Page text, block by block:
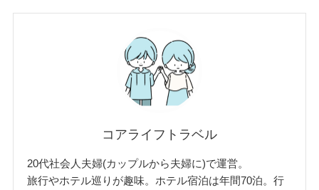
コアライフトラベル
20代社会人夫婦(カップルから夫婦に)で運営。
旅行やホテル巡りが趣味。ホテル宿泊は年間70泊。行